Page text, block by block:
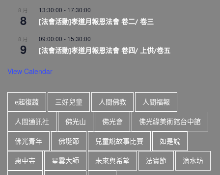
8 月
8
13:30:00 - 17:30:00
[法會活動]孝道月報恩法會 卷二/ 卷三
8 月
9
09:00:00 - 15:30:00
[法會活動]孝道月報恩法會 卷四/ 上供/卷五
View Calendar
e起復蔬 三好兒童 人間佛教 人間福報
人間通訊社 佛光山 佛光會 佛光緣美術館台中館
佛光青年 佛誕節 兒童說故事比賽 如是說
惠中寺 星雲大師 未來與希望 法寶節 滴水坊